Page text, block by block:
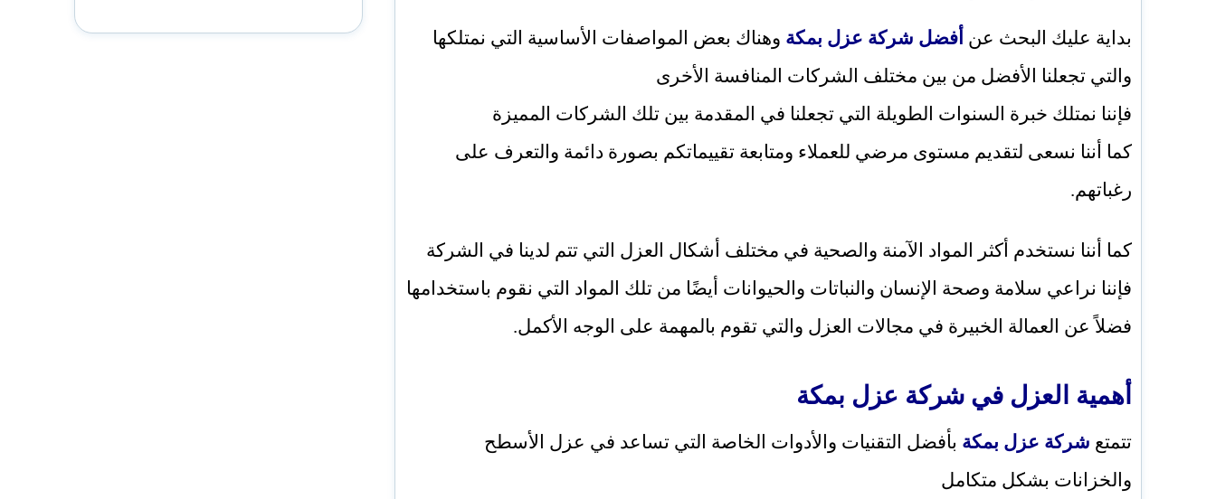
بداية عليك البحث عن أفضل شركة عزل بمكة وهناك بعض المواصفات الأساسية التي نمتلكها
والتي تجعلنا الأفضل من بين مختلف الشركات المنافسة الأخرى
فإننا نمتلك خبرة السنوات الطويلة التي تجعلنا في المقدمة بين تلك الشركات المميزة
كما أننا نسعى لتقديم مستوى مرضي للعملاء ومتابعة تقييماتكم بصورة دائمة والتعرف على
رغباتهم.
كما أننا نستخدم أكثر المواد الآمنة والصحية في مختلف أشكال العزل التي تتم لدينا في الشركة
فإننا نراعي سلامة وصحة الإنسان والنباتات والحيوانات أيضًا من تلك المواد التي نقوم باستخدامها
فضلاً عن العمالة الخبيرة في مجالات العزل والتي تقوم بالمهمة على الوجه الأكمل.
أهمية العزل في شركة عزل بمكة
تتمتع شركة عزل بمكة بأفضل التقنيات والأدوات الخاصة التي تساعد في عزل الأسطح
والخزانات بشكل متكامل